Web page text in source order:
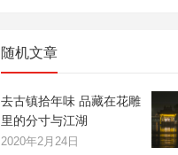
随机文章
去古镇拾年味 品藏在花雕
里的分寸与江湖
2020年2月24日